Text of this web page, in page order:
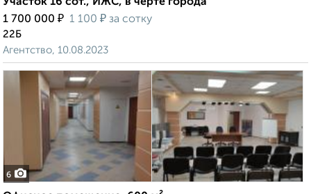
Участок 16 сот., ИЖС, в черте города
1 700 000 ₽ 1 100 ₽ за сотку
22Б
Агентство, 10.08.2023
6